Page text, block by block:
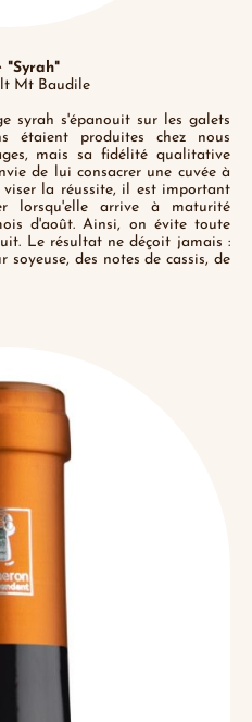
"Syrah"
Mt Baudile
syrah s'épanouit sur les galets
étaient produites chez nous
mais sa fidélité qualitative
de lui consacrer une cuvée à
la réussite, il est important
lorsqu'elle arrive à maturité
d'août. Ainsi, on évite toute
Le résultat ne déçoit jamais :
des notes de cassis, de